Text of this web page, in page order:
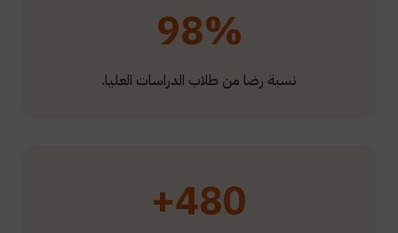
98%
نسبة رضا من طلاب الدراسات العليا.
480+